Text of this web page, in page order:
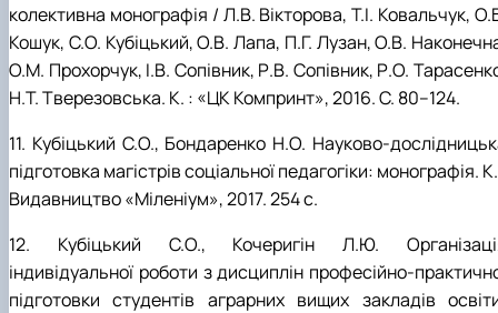
колективна монографія / Л.В. Вікторова, Т.І. Ковальчук,
Кошук, С.О. Кубіцький, О.В. Лапа, П.Г. Лузан, О.В.
О.М. Прохорчук, І.В. Сопівник, Р.В. Сопівник, Р.О.
Н.Т. Тверезовська. К. : «ЦК Компринт», 2016. С. 80–124.
11. Кубіцький С.О., Бондаренко Н.О. Науково-
підготовка магістрів соціальної педагогіки: монографія.
Видавництво «Міленіум», 2017. 254 с.
12. Кубіцький С.О., Кочеригін Л.Ю.
індивідуальної роботи з дисциплін професійно-
підготовки студентів аграрних вищих закладів